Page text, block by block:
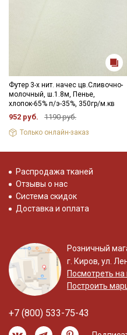
Футер 3-х нит. начес цв.Сливочно-
молочный, ш.1.8м, Пенье,
хлопок-65% п/э-35%, 350гр/м.кв
952 руб. 1190 руб.
Только онлайн-заказ
Распродажа тканей
Отзывы о нас
Система скидок
Доставка и оплата
Розничный
г. Киров, ул.
Посмотреть на
Построить
+7 (800) 533-75-43